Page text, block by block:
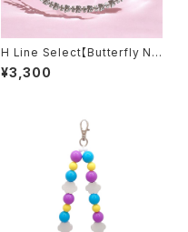
H Line Select【Butterfly Ne
cklace】
¥3,300